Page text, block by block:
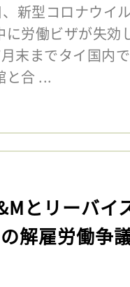
新型コロナウイ
に労働ビザが失
末までタイ国内
と合 ...
とリーバイ
解雇労働争